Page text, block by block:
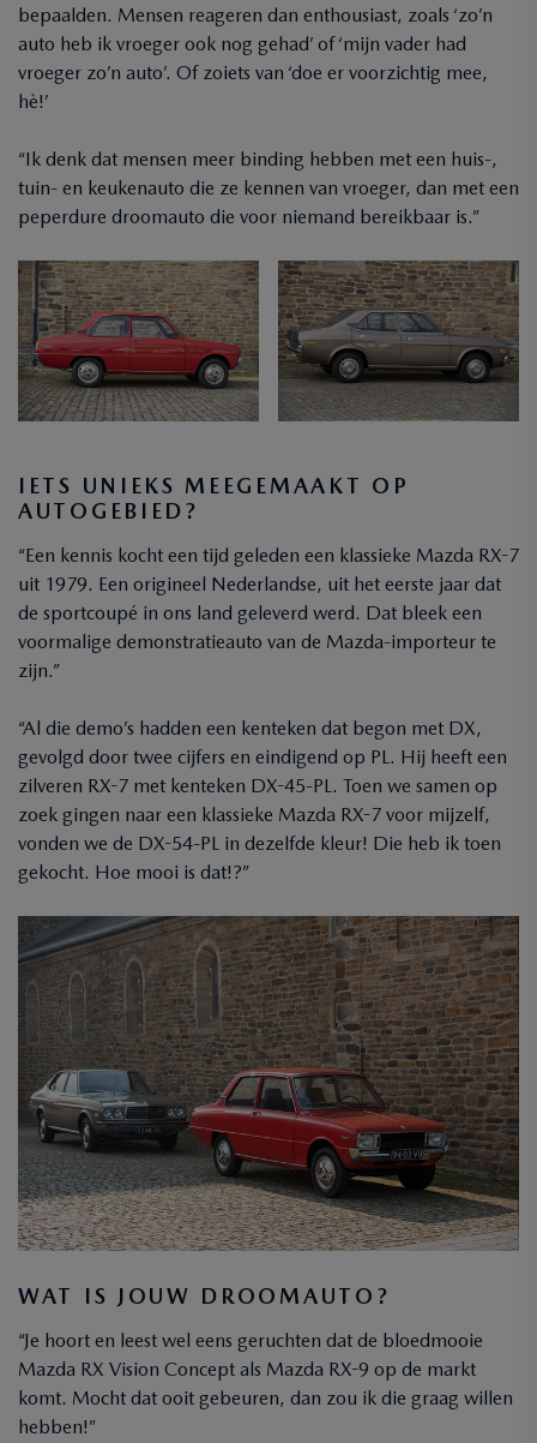
bepaalden. Mensen reageren dan enthousiast, zoals ‘zo’n
auto heb ik vroeger ook nog gehad’ of ‘mijn vader had
vroeger zo’n auto’. Of zoiets van ‘doe er voorzichtig mee,
hè!’
“Ik denk dat mensen meer binding hebben met een huis-,
tuin- en keukenauto die ze kennen van vroeger, dan met een
peperdure droomauto die voor niemand bereikbaar is.”
IETS UNIEKS MEEGEMAAKT OP
AUTOGEBIED?
“Een kennis kocht een tijd geleden een klassieke Mazda RX-7
uit 1979. Een origineel Nederlandse, uit het eerste jaar dat
de sportcoupé in ons land geleverd werd. Dat bleek een
voormalige demonstratieauto van de Mazda-importeur te
zijn.”
“Al die demo’s hadden een kenteken dat begon met DX,
gevolgd door twee cijfers en eindigend op PL. Hij heeft een
zilveren RX-7 met kenteken DX-45-PL. Toen we samen op
zoek gingen naar een klassieke Mazda RX-7 voor mijzelf,
vonden we de DX-54-PL in dezelfde kleur! Die heb ik toen
gekocht. Hoe mooi is dat!?”
WAT IS JOUW DROOMAUTO?
“Je hoort en leest wel eens geruchten dat de bloedmooie
Mazda RX Vision Concept als Mazda RX-9 op de markt
komt. Mocht dat ooit gebeuren, dan zou ik die graag willen
hebben!”